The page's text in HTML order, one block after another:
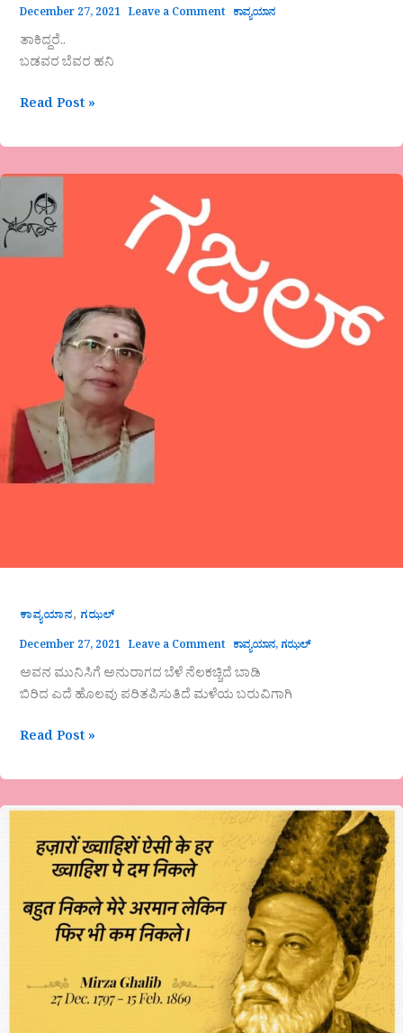
December 27, 2021 Leave a Comment ಕಾವ್ಯಯಾನ
ತಾಕಿದ್ದರೆ..
ಬಡವರ ಬೆವರ ಹನಿ
Read Post »
ಕಾವ್ಯಯಾನ, ಗಝಲ್
December 27, 2021 Leave a Comment ಕಾವ್ಯಯಾನ, ಗಝಲ್
ಅವನ ಮುನಿಸಿಗೆ ಅನುರಾಗದ ಬೆಳೆ ನೆಲಕಚ್ಚಿದೆ ಬಾಡಿ
ಬಿರಿದ ಎದೆ ಹೊಲವು ಪರಿತಪಿಸುತಿದೆ ಮಳೆಯ ಬರುವಿಗಾಗಿ
Read Post »